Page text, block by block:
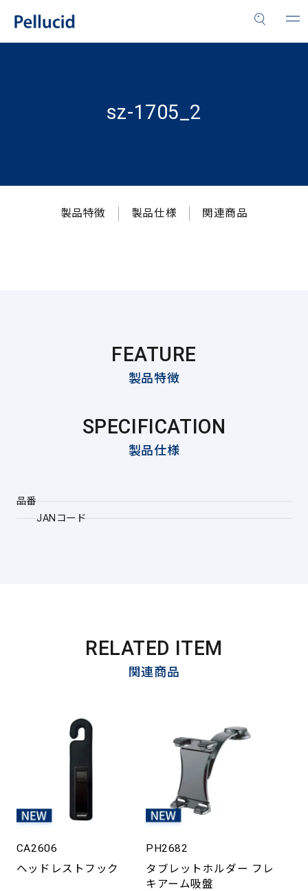
sz-1705_2
製品特徴 製品仕様 関連商品
FEATURE
製品特徴
SPECIFICATION
製品仕様
品番
JANコード
RELATED ITEM
関連商品
CA2606
ヘッドレストフック
PH2682
タブレットホルダー フレ
キアーム吸盤